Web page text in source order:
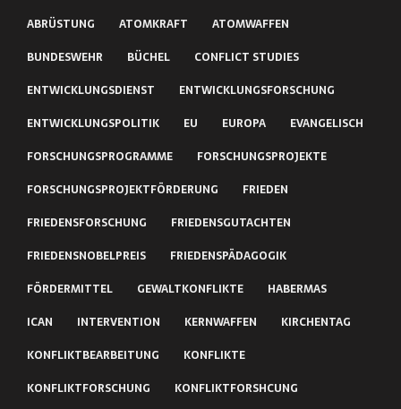
ABRÜSTUNG ATOMKRAFT
ATOMWAFFEN
BUNDESWEHR
BÜCHEL
CONFLICT STUDIES
ENTWICKLUNGSDIENST
ENTWICKLUNGSFORSCHUNG
ENTWICKLUNGSPOLITIK
EU EUROPA
EVANGELISCH
FORSCHUNGSPROGRAMME
FORSCHUNGSPROJEKTE
FORSCHUNGSPROJEKTFÖRDERUNG
FRIEDEN
FRIEDENSFORSCHUNG
FRIEDENSGUTACHTEN
FRIEDENSNOBELPREIS
FRIEDENSPÄDAGOGIK
FÖRDERMITTEL
GEWALTKONFLIKTE
HABERMAS
ICAN
INTERVENTION KERNWAFFEN
KIRCHENTAG
KONFLIKTBEARBEITUNG
KONFLIKTE
KONFLIKTFORSCHUNG
KONFLIKTFORSHCUNG